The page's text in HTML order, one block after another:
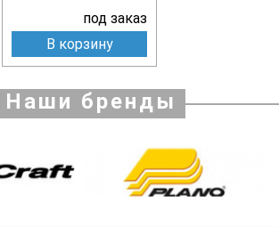
под заказ
В корзину
Наши бренды